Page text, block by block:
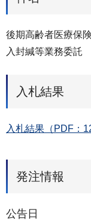
後期高齢者医療保
入封緘等業務委託
入札結果
入札結果（PDF：
発注情報
公告日